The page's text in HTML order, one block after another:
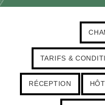
TARIFS &
RÉCEPTION